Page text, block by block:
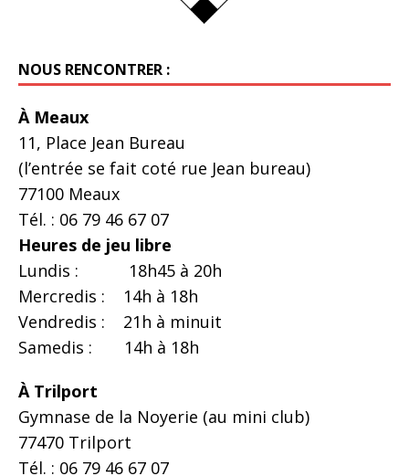
NOUS RENCONTRER :
À Meaux
11, Place Jean Bureau
(l’entrée se fait coté rue Jean bureau)
77100 Meaux
Tél. : 06 79 46 67 07
Heures de jeu libre
Lundis : 18h45 à 20h
Mercredis : 14h à 18h
Vendredis : 21h à minuit
Samedis : 14h à 18h
À Trilport
Gymnase de la Noyerie (au mini club)
77470 Trilport
Tél. : 06 79 46 67 07